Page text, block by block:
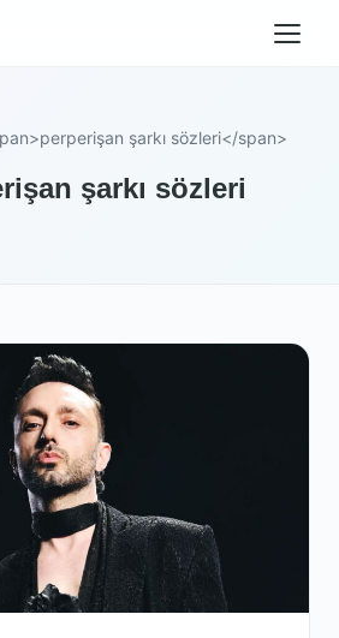
şarkı sözleri</span>
şarkı sözleri